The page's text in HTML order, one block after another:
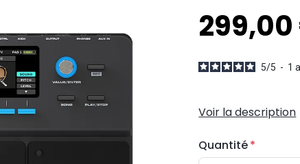
5/5 - 1
Voir la description
Quantité